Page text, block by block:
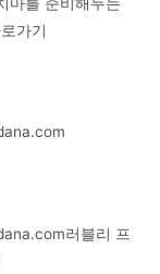
가기
러블리 프